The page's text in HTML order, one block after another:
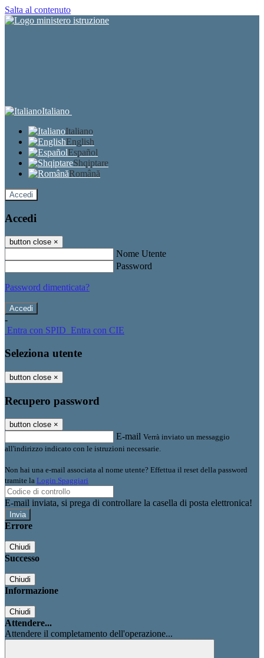
Salta al contenuto
Italiano
Italiano
English
Español
Shqiptare
Română
Accedi
Accedi
button close ×
Nome Utente
Password
Password dimenticata?
-
Entra con SPID Entra con CIE
Seleziona utente
button close ×
Recupero password
button close ×
E-mail Verrà inviato un messaggio
all'indirizzo indicato con le istruzioni necessarie.
Non hai una e-mail associata al nome utente? Effettua il reset della password
tramite la Login Spaggiari
E-mail inviata, si prega di controllare la casella di posta elettronica!
Errore
Chiudi
Successo
Chiudi
Informazione
Chiudi
Attendere...
Attendere il completamento dell'operazione...